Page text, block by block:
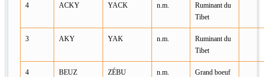
4 ACKY YACK n.m.
Ruminant du
Tibet
3 AKY YAK n.m.
Ruminant du
Tibet
4 BEUZ ZÉBU n.m.
Grand boeuf